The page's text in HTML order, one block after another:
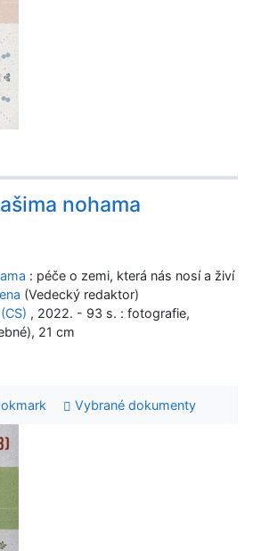
nohama
: péče o zemi, která nás nosí a živí
(Vedecký redaktor)
, 2022. - 93 s. : fotografie,
21 cm
Vybrané dokumenty